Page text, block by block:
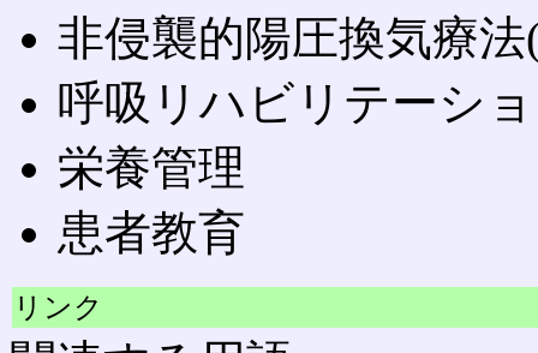
非侵襲的陽圧換気療法
呼吸リハビリテーシ
栄養管理
患者教育
リンク